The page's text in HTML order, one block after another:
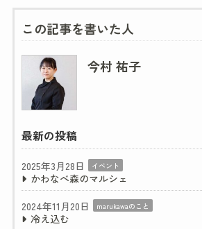
この記事を書いた人
今村 祐子
最新の投稿
2025年3月28日 イベント
かわなべ森のマルシェ
2024年11月20日
marukawaのこと
冷え込む